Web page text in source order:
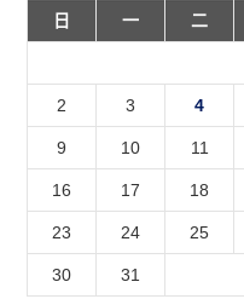
日
一 二
2 3 4
9 10 11
16 17 18
23 24 25
30
31